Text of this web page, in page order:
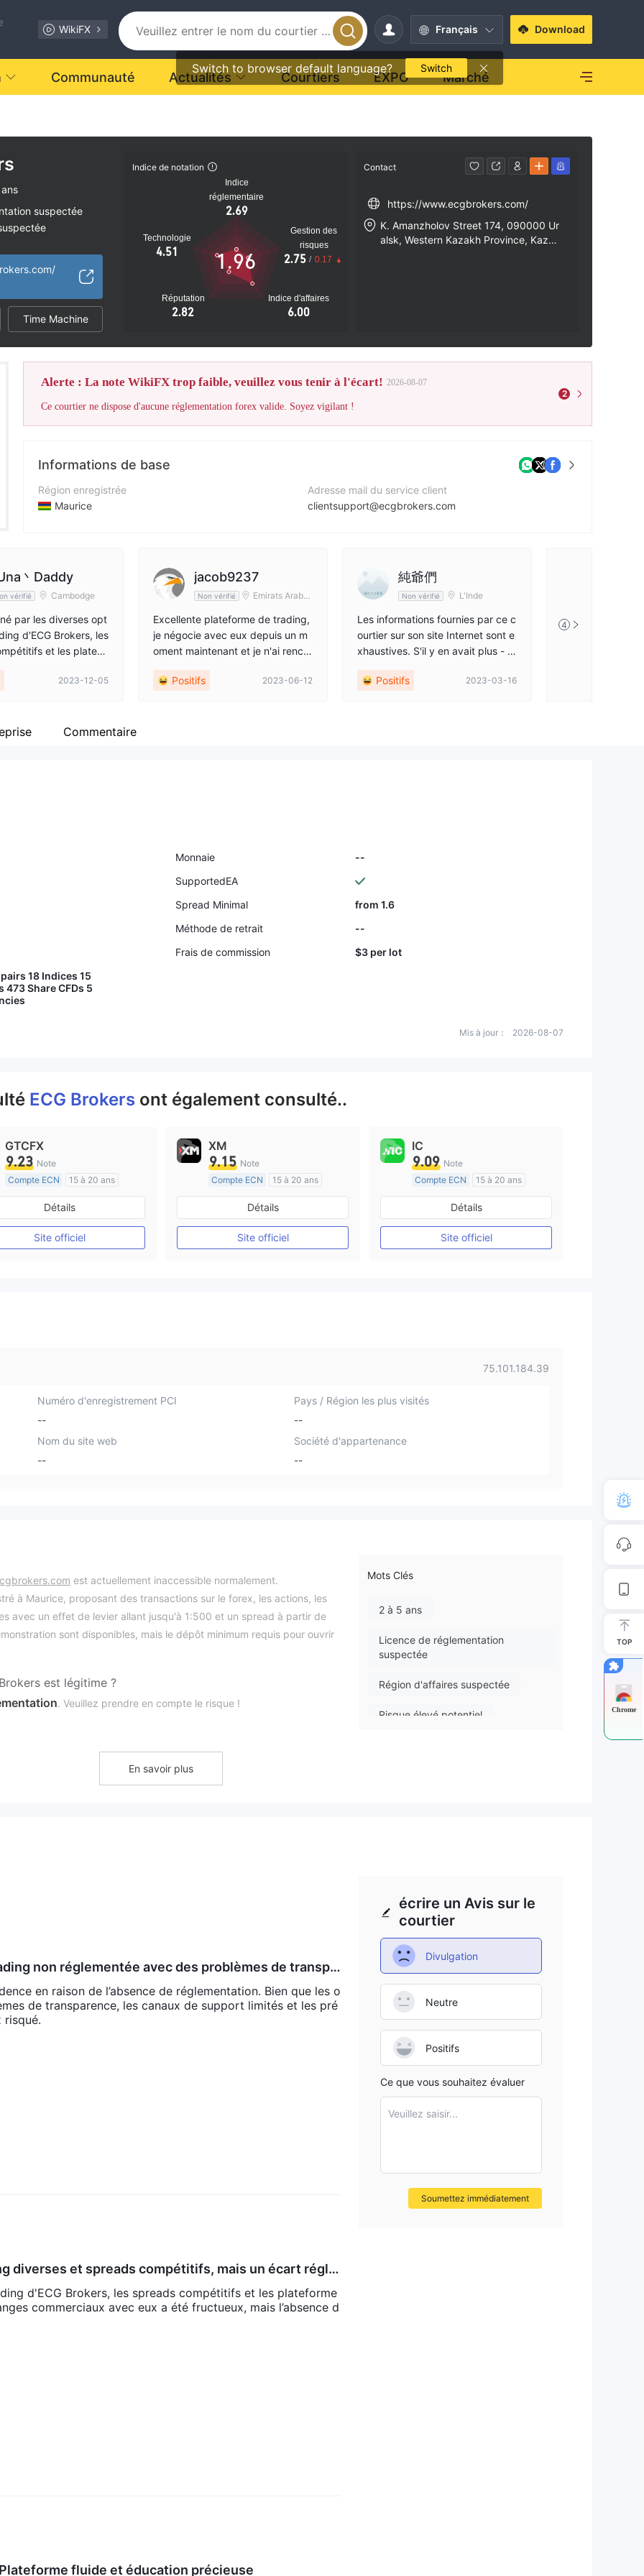
WikiFX Français
Switch to browser default language? Switch
Download
Communauté Actualités Courtiers EXPO Marché
suspectée
Time Machine
Indice de notation
Indice
réglementaire
2.69
Technologie
4.51
Réputation
2.82
Indice d'affaires
6.00
Gestion des
risques
2.75 / 0.17
1.96
Contact
https://www.ecgbrokers.com/
K. Amanzholov Street 174, 090000 Ur
alsk, Western Kazakh Province, Kaza
Alerte : La note WikiFX trop faible, veuillez vous tenir à l'écart! 2026-08-07
Ce courtier ne dispose d'aucune réglementation forex valide. Soyez vigilant !
2
Informations de base
Région enregistrée
Maurice
Société
ECG Brokers Limited
Adresse mail du service client
clientsupport@ecgbrokers.com
Adresse de l'entreprise
Una丶Daddy
vérifié Cambodge
par les diverses opt
d'ECG Brokers, les
et les platefo
commerciaux
2023-12-05
jacob9237
Non vérifié
Emirats Arabes
Excellente plateforme de trading,
je négocie avec eux depuis un m
oment maintenant et je n'ai renco
ement une très bonne plate-form
Positifs 2023-06-12
純爺們
Non vérifié L'Inde
Les informations fournies par ce c
ourtier sur son site Internet sont e
xhaustives. S'il y en avait plus - al
- alors c'est trop petit. Vous save
Positifs 2023-03-16
4
Commentaire
Monnaie
--
SupportedEA
Spread Minimal
from 1.6
Méthode de retrait
--
Frais de commission $3 per lot
18 Indices 15
473 Share CFDs 5
Mis à jour： 2026-08-07
ECG Brokers ont également consulté..
GTCFX
9.23 Note
Compte ECN
15 à 20 ans
Réglementation de Royaume-Uni
Market Making (MM)
Etiquette principale MT4
Détails
Site officiel
XM
9.15 Note
Compte ECN
15 à 20 ans
Réglementation de Australie
Market Making (MM)
Etiquette principale MT4
Détails
Site officiel
IC
9.09 Note
Compte ECN
15 à 20 ans
Réglementation de Australie
Market Making (MM)
Etiquette principale MT4
Détails
Site officiel
75.101.184.39
Numéro d'enregistrement PCI
--
Pays / Région les plus visités
--
Nom du site web
--
Société d'appartenance
--
est actuellement inaccessible normalement.
à Maurice, proposant des transactions sur le forex, les actions, les
avec un effet de levier allant jusqu'à 1:500 et un spread à partir de
sont disponibles, mais le dépôt minimum requis pour ouvrir
est légitime ?
. Veuillez prendre en compte le risque !
le risque de perte de votre capital déposé est élevé. L'utilisation de
Mots Clés
2 à 5 ans
Licence de réglementation
suspectée
Région d'affaires suspectée
Risque élevé potentiel
En savoir plus
non réglementée avec des problèmes de transpa
rouges
en raison de l’absence de réglementation. Bien que les o
de transparence, les canaux de support limités et les pré
risqué.
diverses et spreads compétitifs, mais un écart régle
d'ECG Brokers, les spreads compétitifs et les plateforme
commerciaux avec eux a été fructueux, mais l’absence d
fluide et éducation précieuse
écrire un Avis sur le
courtier
Divulgation
Neutre
Positifs
Ce que vous souhaitez évaluer
Veuillez saisir...
Soumettez immédiatement
TOP
Chrome